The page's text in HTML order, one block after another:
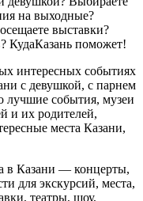
на выходные?
выставки?
КудаКазань поможет!
интересных событиях
с девушкой, с парнем
лучшие события, музеи
и их родителей,
места Казани,
в Казани — концерты,
для экскурсий, места,
театры, шоу,